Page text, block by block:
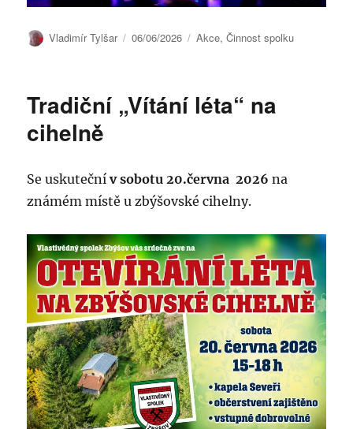
Autor:
Vladimír Tylšar Publikováno:
06/06/2026 Rubriky:
Akce,Činnost spolku
Tradiční „Vítání léta“ na
cihelně
Se uskutečnív sobotu 20.června 2026na
známém místě u zbýšovské cihelny.